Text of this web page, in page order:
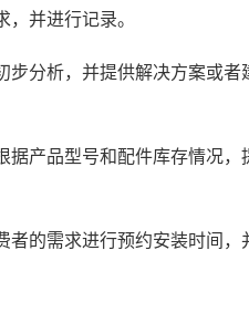
并进行记录。
分析，并提供解决方案或者
产品型号和配件库存情况，
的需求进行预约安装时间，